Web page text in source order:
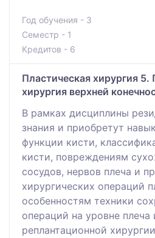
Год обучения - 3
Семестр - 1
Кредитов - 6
Пластическая хирургия 5.
хирургия верхней
В рамках дисциплины
знания и приобретут
функции кисти,
кисти, повреждениям
сосудов, нервов плеча и
хирургических операций
особенностям техники
операций на уровне плеча
реплантационной